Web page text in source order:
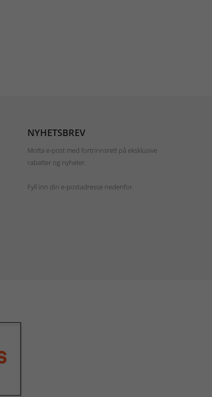
NYHETSBREV
Motta e-post med fortrinnsrett på eksklusive
rabatter og nyheter.
Fyll inn din e-postadresse nedenfor.